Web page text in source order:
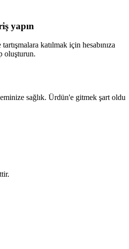
yapın
katılmak için hesabınıza
oluşturun.
sağlık. Ürdün'e gitmek şart oldu